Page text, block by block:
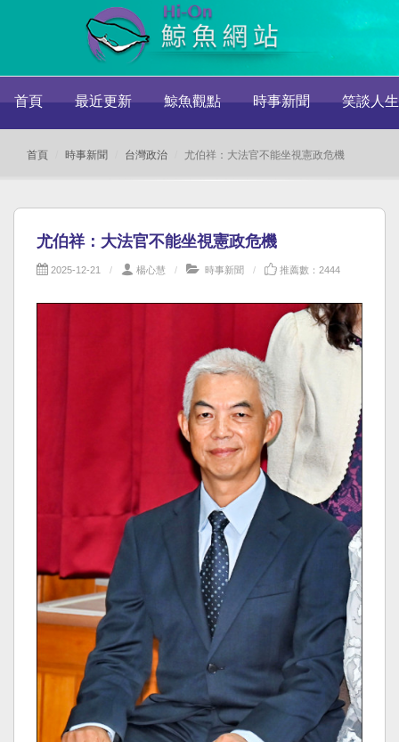
首頁 最近更新 鯨魚觀點 時事新聞 笑談人生
首頁 時事新聞 台灣政治 尤伯祥：大法官不能坐視憲政危機
尤伯祥：大法官不能坐視憲政危機
2025-12-21 楊心慧 時事新聞 推薦數：2444